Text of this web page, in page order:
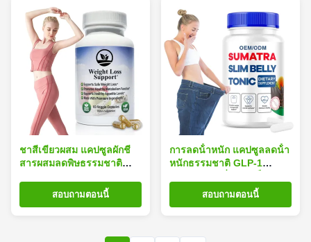
ชาสีเขียวผสม แคปซูลผักชี
สารผสมลดพิษธรรมชาติ
การย่อยอาหารสอบถามตอนนี้
การลดน้ําหนัก แคปซูลลดน้ํา
หนักธรรมชาติ GLP-1
สอบถามตอนนี้